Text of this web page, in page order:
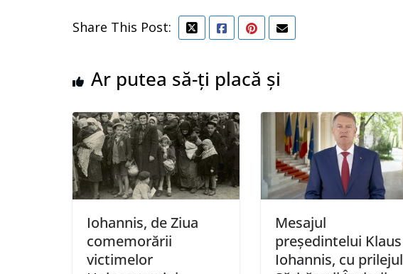
Share This Post:
Ar putea să-ți placă și
Iohannis, de Ziua
comemorării
victimelor
Mesajul
președintelui Klaus
Iohannis, cu prilejul